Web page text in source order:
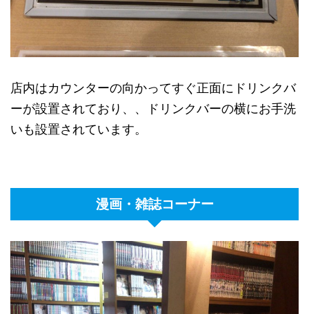
店内はカウンターの向かってすぐ正面にドリンクバ
ーが設置されており、、ドリンクバーの横にお手洗
いも設置されています。
漫画・雑誌コーナー